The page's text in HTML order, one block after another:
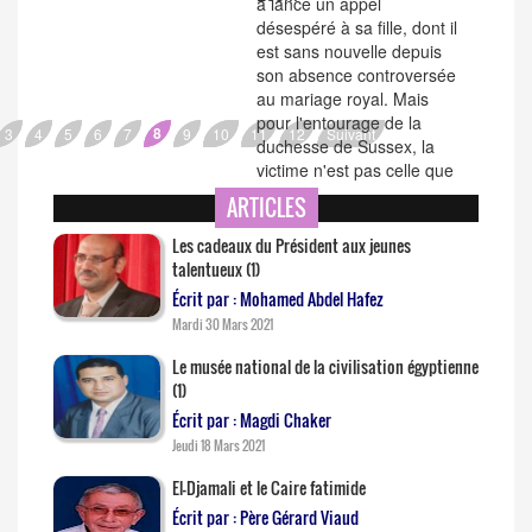
désespéré à sa fille, dont il
est sans nouvelle depuis
son absence controversée
au mariage royal. Mais
pour l'entourage de la
duchesse de Sussex, la
victime n'est pas celle que
l'on...
3 4 5 6 7 8 9 10 11 12 Suivant
ARTICLES
Les cadeaux du Président aux jeunes
talentueux (1)
Écrit par : Mohamed Abdel Hafez
Mardi 30 Mars 2021
Le musée national de la civilisation égyptienne
(1)
Écrit par : Magdi Chaker
Jeudi 18 Mars 2021
El-Djamali et le Caire fatimide
Écrit par : Père Gérard Viaud